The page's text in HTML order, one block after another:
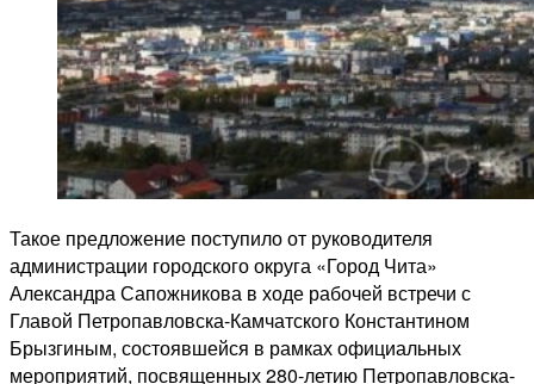
Такое предложение поступило от руководителя
администрации городского округа «Город Чита»
Александра Сапожникова в ходе рабочей встречи с
Главой Петропавловска-Камчатского Константином
Брызгиным, состоявшейся в рамках официальных
мероприятий, посвященных 280-летию Петропавловска-